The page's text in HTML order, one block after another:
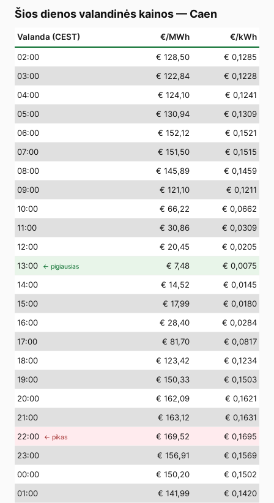
Šios dienos valandinės kainos— Caen
Valanda (CEST) €/MWh €/kWh
02:00 € 128,50
€ 0,1285
03:00 € 122,84
€ 0,1228
04:00 € 124,10
€ 0,1241
05:00 € 130,94
€ 0,1309
06:00 € 152,12
€ 0,1521
07:00 € 151,50
€ 0,1515
08:00 € 145,89
€ 0,1459
09:00 € 121,10
€ 0,1211
10:00 € 66,22
€ 0,0662
11:00 € 30,86
€ 0,0309
12:00 € 20,45
€ 0,0205
13:00 ← pigiausias € 7,48
€ 0,0075
14:00 € 14,52
€ 0,0145
15:00 € 17,99
€ 0,0180
16:00 € 28,40
€ 0,0284
17:00 € 81,70
€ 0,0817
18:00 € 123,42
€ 0,1234
19:00 € 150,33
€ 0,1503
20:00 € 162,09
€ 0,1621
21:00 € 163,12
€ 0,1631
22:00 ← pikas € 169,52
€ 0,1695
23:00 € 156,91
€ 0,1569
00:00 € 150,20
€ 0,1502
01:00 € 141,99 € 0,1420